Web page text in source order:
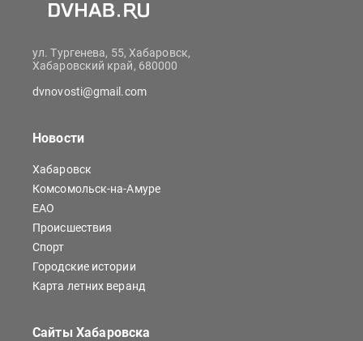
ул. Тургенева, 55, Хабаровск,
Хабаровский край, 680000
dvnovosti@gmail.com
Новости
Хабаровск
Комсомольск-на-Амуре
ЕАО
Происшествия
Спорт
Городские истории
Карта летних веранд
Сайты Хабаровска